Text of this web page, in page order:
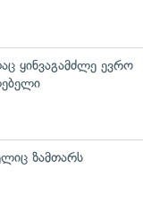
ყინვაგამძლე ევრო
ზამთარს